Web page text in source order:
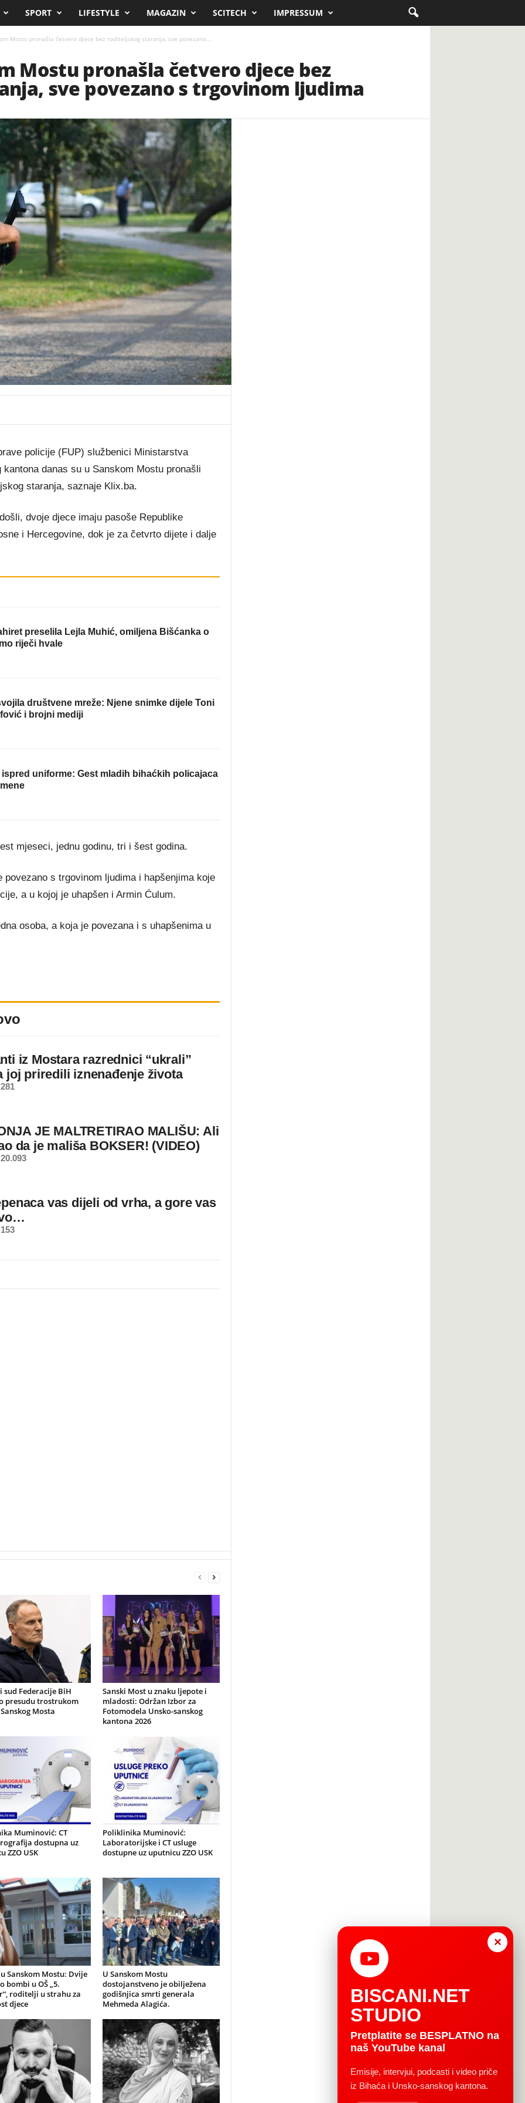
SPORT LIFESTYLE MAGAZIN SCITECH IMPRESSUM
Mostu pronašla četvero djece bez roditeljskog staranja, sve povezano...
Mostu pronašla četvero djece bez
sve povezano s trgovinom ljudima
policije (FUP) službenici Ministarstva
danas su u Sanskom Mostu pronašli
staranja, saznaje Klix.ba.
dvoje djece imaju pasoše Republike
i Hercegovine, dok je za četvrto dijete i dalje
preselila Lejla Muhić, omiljena Bišćanka o
riječi hvale
društvene mreže: Njene snimke dijele Toni
i brojni mediji
uniforme: Gest mladih bihaćkih policajaca
mjeseci, jednu godinu, tri i šest godina.
s trgovinom ljudima i hapšenjima koje
a u kojoj je uhapšen i Armin Ćulum.
osoba, a koja je povezana i s uhapšenima u
iz Mostara razrednici “ukrali”
joj priredili iznenađenje života
JE MALTRETIRAO MALIŠU: Ali
da je mališa BOKSER! (VIDEO)
vas dijeli od vrha, a gore vas
sud Federacije BiH
presudu trostrukom
Mosta
Sanski Most u znaku ljepote i
mladosti: Održan Izbor za
Fotomodela Unsko-sanskog
kantona 2026
Muminović: CT
dostupna uz
ZZO USK
Poliklinika Muminović:
Laboratorijske i CT usluge
dostupne uz uputnicu ZZO USK
Sanskom Mostu: Dvije
bombi u OŠ „5.
roditelji u strahu za
djece
U Sanskom Mostu
dostojanstveno je obilježena
godišnjica smrti generala
Mehmeda Alagića.
×
BISCANI.NET
STUDIO
Pretplatite se BESPLATNO na
naš YouTube kanal
Emisije, intervjui, podcasti i video priče
iz Bihaća i Unsko-sanskog kantona.